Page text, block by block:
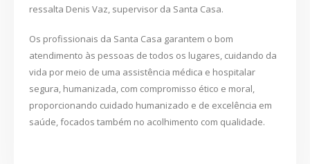
ressalta Denis Vaz, supervisor da Santa Casa.
Os profissionais da Santa Casa garantem o bom
atendimento às pessoas de todos os lugares, cuidando da
vida por meio de uma assistência médica e hospitalar
segura, humanizada, com compromisso ético e moral,
proporcionando cuidado humanizado e de excelência em
saúde, focados também no acolhimento com qualidade.